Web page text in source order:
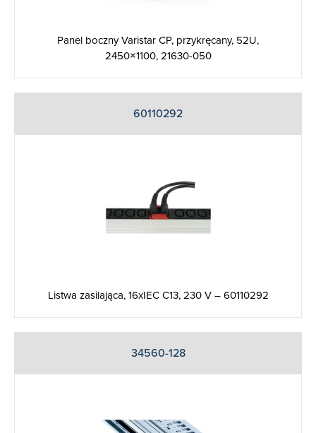
Panel boczny Varistar CP, przykręcany, 52U,
2450×1100, 21630-050
60110292
Listwa zasilająca, 16xIEC C13, 230 V – 60110292
34560-128